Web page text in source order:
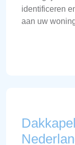
identificeren
aan uw